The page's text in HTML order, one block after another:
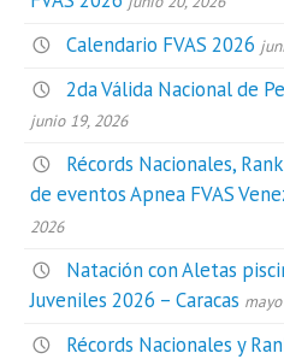
Calendario FVAS 2026
2da Válida Nacional de
junio 19, 2026
Récords Nacionales,
de eventos Apnea FVAS
2026
Natación con Aletas
Juveniles 2026 – Caracas
Récords Nacionales y